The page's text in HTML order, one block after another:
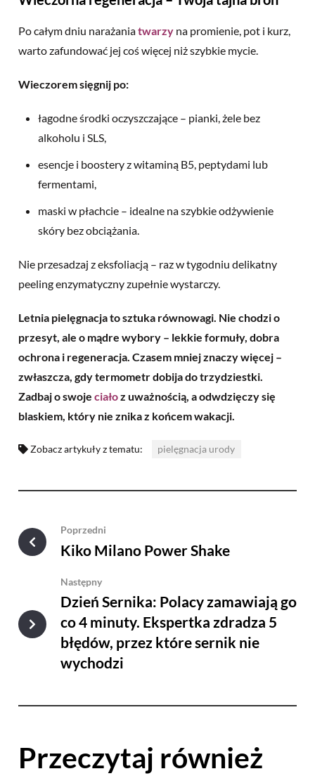
Po całym dniu narażaniatwarzy na promienie, pot i kurz,
warto zafundować jej coś więcej niż szybkie mycie.
Wieczorem sięgnij po:
łagodne środki oczyszczające – pianki, żele bez
alkoholu i SLS,
esencje i boostery z witaminą B5, peptydami lub
fermentami,
maski w płachcie – idealne na szybkie odżywienie
skóry bez obciążania.
Nie przesadzaj z eksfoliacją – raz w tygodniu delikatny
peeling enzymatyczny zupełnie wystarczy.
Letnia pielęgnacja to sztuka równowagi. Nie chodzi o
przesyt, ale o mądre wybory – lekkie formuły, dobra
ochrona i regeneracja. Czasem mniej znaczy więcej –
zwłaszcza, gdy termometr dobija do trzydziestki.
Zadbaj o swoje ciałoz uważnością, a odwdzięczy się
blaskiem, który nie znika z końcem wakacji.
Zobacz artykuły z tematu: pielęgnacja urody
Poprzedni
Kiko Milano Power Shake
Następny
Dzień Sernika: Polacy zamawiają go
co 4 minuty. Ekspertka zdradza 5
błędów, przez które sernik nie
wychodzi
Przeczytaj również